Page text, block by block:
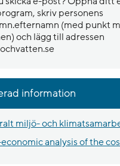
skriv personens
(med punkt
och lägg till adressen
information
miljö- och
analysis of the